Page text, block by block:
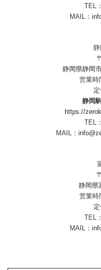
TEL：
MAIL：
静岡県静岡
営業時
静岡
https://
TEL：
MAIL：
静岡県
営業時
TEL：
MAIL：